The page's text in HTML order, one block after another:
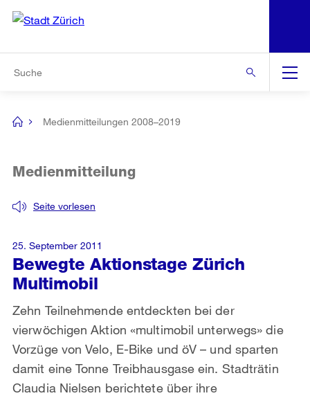
Navigation
[no
Medienmitteilungen 2008–2019
Bewegte Aktionstage Zürich
Multimobil
Seite vorlesen
Medienmitteilung
Zehn Teilnehmende entdeckten bei der
vierwöchigen Aktion «multimobil unterwegs» die
Vorzüge von Velo, E-Bike und öV – und sparten
damit eine Tonne Treibhausgase ein. Stadträtin
Claudia Nielsen berichtete über ihre
25. September 2011